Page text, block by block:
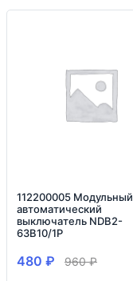
112200005 Модульный
автоматический
выключатель NDB2-
63B10/1P
480 ₽ 960₽